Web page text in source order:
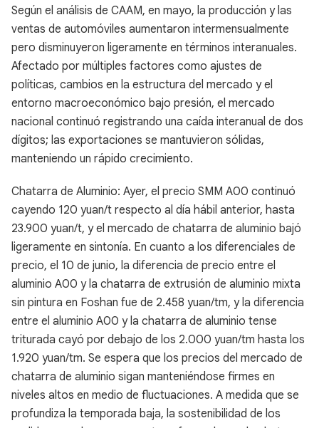
Según el análisis de CAAM, en mayo, la producción y las
ventas de automóviles aumentaron intermensualmente
pero disminuyeron ligeramente en términos interanuales.
Afectado por múltiples factores como ajustes de
políticas, cambios en la estructura del mercado y el
entorno macroeconómico bajo presión, el mercado
nacional continuó registrando una caída interanual de dos
dígitos; las exportaciones se mantuvieron sólidas,
manteniendo un rápido crecimiento.
Chatarra de Aluminio: Ayer, el precio SMM A00 continuó
cayendo 120 yuan/t respecto al día hábil anterior, hasta
23.900 yuan/t, y el mercado de chatarra de aluminio bajó
ligeramente en sintonía. En cuanto a los diferenciales de
precio, el 10 de junio, la diferencia de precio entre el
aluminio A00 y la chatarra de extrusión de aluminio mixta
sin pintura en Foshan fue de 2.458 yuan/tm, y la diferencia
entre el aluminio A00 y la chatarra de aluminio tense
triturada cayó por debajo de los 2.000 yuan/tm hasta los
1.920 yuan/tm. Se espera que los precios del mercado de
chatarra de aluminio sigan manteniéndose firmes en
niveles altos en medio de fluctuaciones. A medida que se
profundiza la temporada baja, la sostenibilidad de los